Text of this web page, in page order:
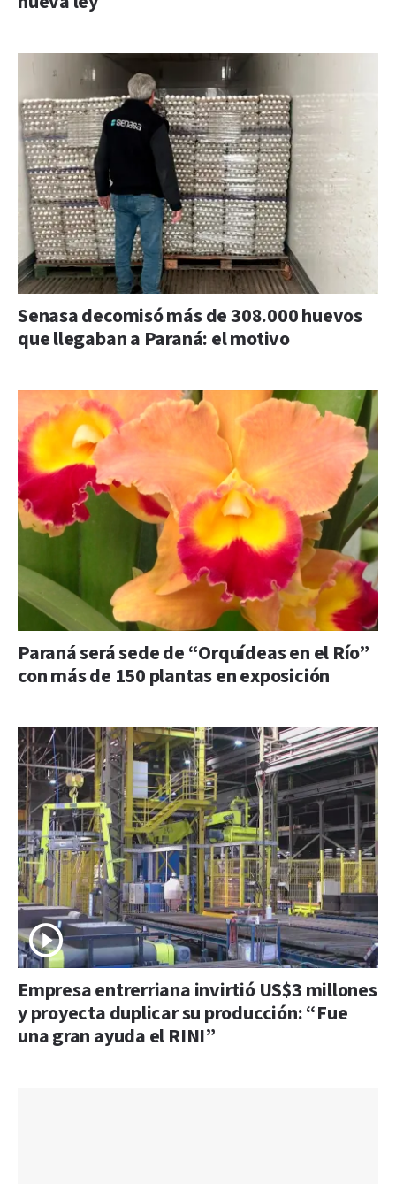
Senasa decomisó más de 308.000 huevos
que llegaban a Paraná: el motivo
Paraná será sede de “Orquídeas en el Río”
con más de 150 plantas en exposición
Empresa entrerriana invirtió US$3 millones
y proyecta duplicar su producción: “Fue
una gran ayuda el RINI”